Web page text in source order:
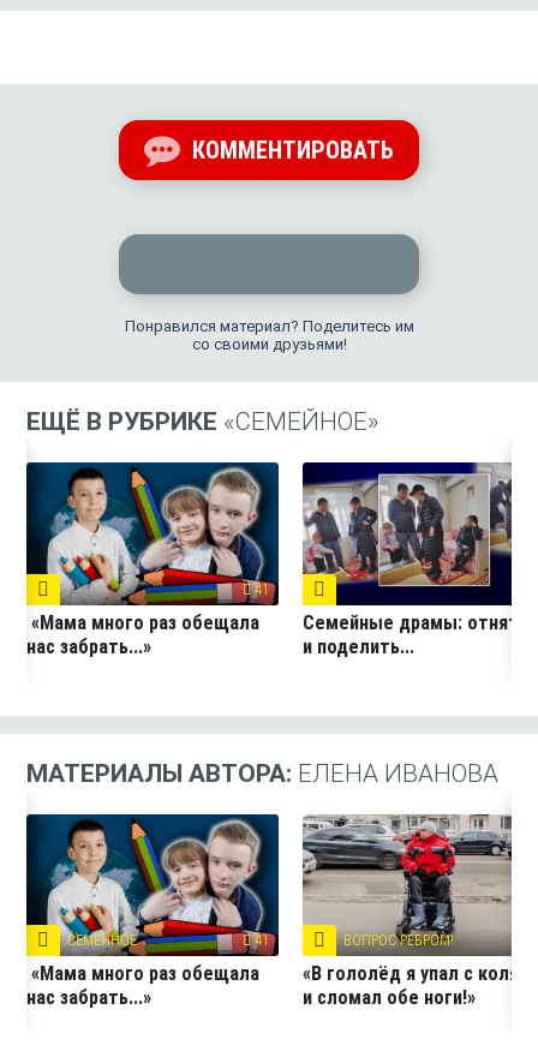
КОММЕНТИРОВАТЬ
Понравился материал? Поделитесь им
со своими друзьями!
ЕЩЁ В РУБРИКЕ «СЕМЕЙНОЕ»
41
«Мама много раз обещала
нас забрать...»
Семейные драмы: отнять
и поделить...
МАТЕРИАЛЫ АВТОРА: ЕЛЕНА ИВАНОВА
СЕМЕЙНОЕ 41
«Мама много раз обещала
нас забрать...»
ВОПРОС РЕБРОМ!
«В гололёд я упал с
и сломал обе ноги!»